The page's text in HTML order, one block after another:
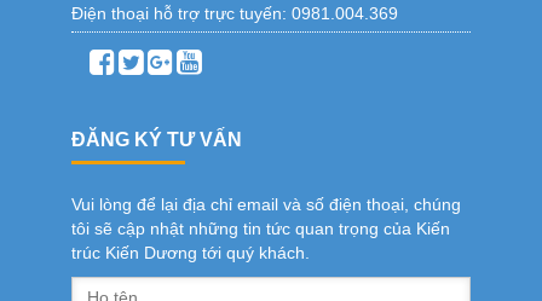
Điện thoại hỗ trợ trực tuyến: 0981.004.369
ĐĂNG KÝ TƯ VẤN
Vui lòng để lại địa chỉ email và số điện thoại, chúng
tôi sẽ cập nhật những tin tức quan trọng của Kiến
trúc Kiến Dương tới quý khách.